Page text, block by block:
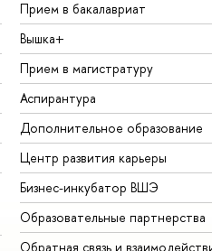
Прием в бакалавриат
Вышка+
Прием в магистратуру
Аспирантура
Дополнительное образование
Центр развития карьеры
Бизнес-инкубатор ВШЭ
Образовательные партнерства
Обратная связь и